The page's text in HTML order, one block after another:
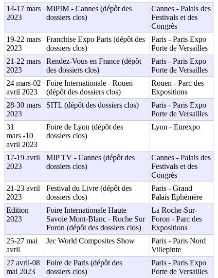
14-17 mars
2023
MIPIM - Cannes (dépôt des
dossiers clos)
Cannes - Palais des
Festivals et des
Congrès
19-22 mars
2023
Franchise Expo Paris (dépôt des
dossiers clos)
Paris - Paris Expo
Porte de Versailles
21-22 mars
2023
Rendez-Vous en France (dépôt
des dossiers clos)
Paris - Paris Expo
Porte de Versailles
24 mars-02
avril 2023
Foire Internationale - Rouen
(dépôt des dossiers clos)
Rouen - Parc des
Expositions
28-30 mars
2023
SITL (dépôt des dossiers clos)
Paris - Paris Expo
Porte de Versailles
31
mars -10
avril 2023
Foire de Lyon (dépôt des
dossiers clos)
Lyon - Eurexpo
17-19 avril
2023
MIP TV - Cannes (dépôt des
dossiers clos)
Cannes - Palais des
Festivals et des
Congrès
21-23 avril
2023
Festival du Livre (dépôt des
dossiers clos)
Paris - Grand
Palais Ephémère
Edition
2023
Foire Internationale Haute
Savoie Mont-Blanc - Roche Sur
Foron (dépôt des dossiers clos)
La Roche-Sur-
Foron - Parc des
Expositions
25-27 mai
avril
Jec World Composites Show
Paris - Paris Nord
Villepinte
27 avril-08
mai 2023
Foire de Paris (dépôt des
dossiers clos)
Paris - Paris Expo
Porte de Versailles